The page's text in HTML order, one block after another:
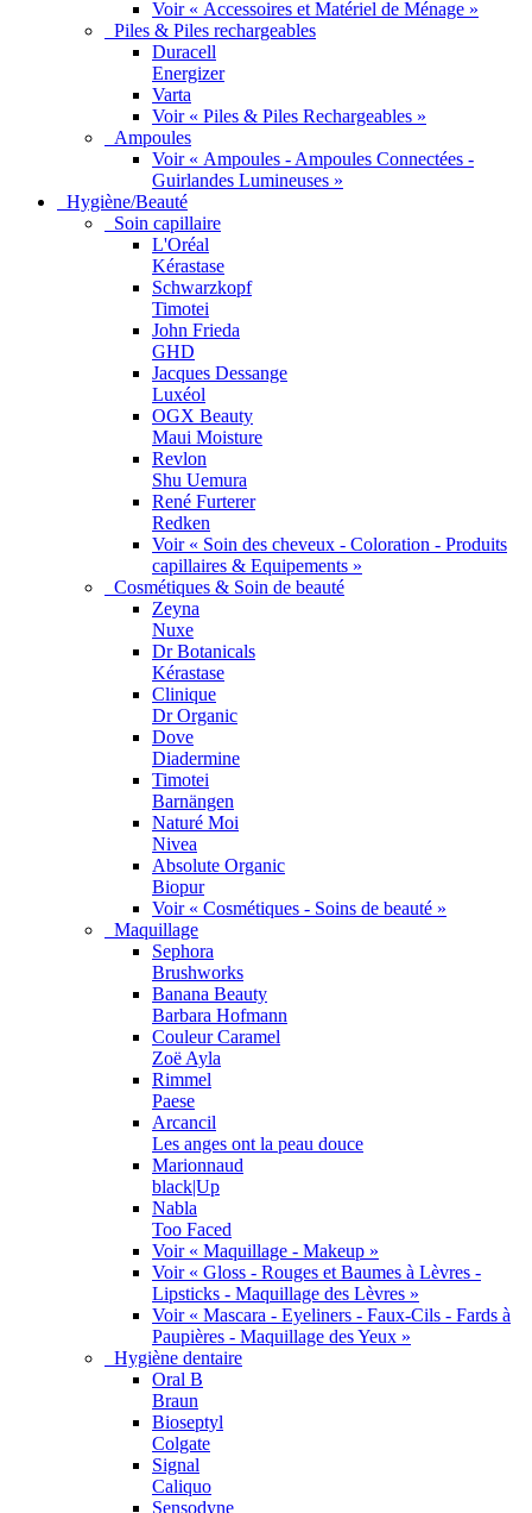
Voir « Accessoires et Matériel de Ménage »
Piles & Piles rechargeables
Duracell
Energizer
Varta
Voir « Piles & Piles Rechargeables »
Ampoules
Voir « Ampoules - Ampoules Connectées -
Guirlandes Lumineuses »
Hygiène/Beauté
Soin capillaire
L'Oréal
Kérastase
Schwarzkopf
Timotei
John Frieda
GHD
Jacques Dessange
Luxéol
OGX Beauty
Maui Moisture
Revlon
Shu Uemura
René Furterer
Redken
Voir « Soin des cheveux - Coloration - Produits
capillaires & Equipements »
Cosmétiques & Soin de beauté
Zeyna
Nuxe
Dr Botanicals
Kérastase
Clinique
Dr Organic
Dove
Diadermine
Timotei
Barnängen
Naturé Moi
Nivea
Absolute Organic
Biopur
Voir « Cosmétiques - Soins de beauté »
Maquillage
Sephora
Brushworks
Banana Beauty
Barbara Hofmann
Couleur Caramel
Zoë Ayla
Rimmel
Paese
Arcancil
Les anges ont la peau douce
Marionnaud
black|Up
Nabla
Too Faced
Voir « Maquillage - Makeup »
Voir « Gloss - Rouges et Baumes à Lèvres -
Lipsticks - Maquillage des Lèvres »
Voir « Mascara - Eyeliners - Faux-Cils - Fards à
Paupières - Maquillage des Yeux »
Hygiène dentaire
Oral B
Braun
Bioseptyl
Colgate
Signal
Caliquo
Sensodyne